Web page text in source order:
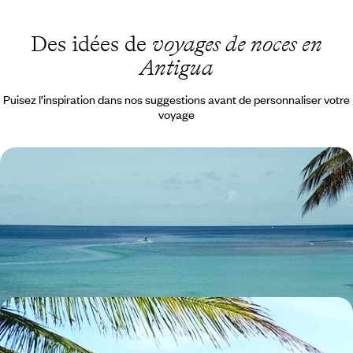
Des idées de voyages de noces en
Antigua
Puisez l’inspiration dans nos suggestions avant de personnaliser votre
voyage
La Barbade et Antigua - Vibes tropicales, héritage
Passer d'une île à l'autre pour apprécier la pluralité des Antilles et leur
art de vivre élégant et décontracté
8 jours, de 6400 à 8400 $ CA
La Dominique et Antigua en adresses d'exception -
Entre jungle et sable chaud, le luxe de l'intimité